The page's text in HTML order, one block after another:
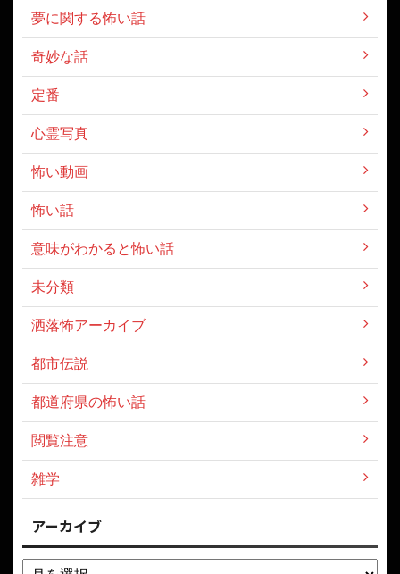
夢に関する怖い話
奇妙な話
定番
心霊写真
怖い動画
怖い話
意味がわかると怖い話
未分類
洒落怖アーカイブ
都市伝説
都道府県の怖い話
閲覧注意
雑学
アーカイブ